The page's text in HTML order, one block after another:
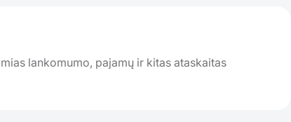
lankomumo, pajamų ir kitas ataskaitas